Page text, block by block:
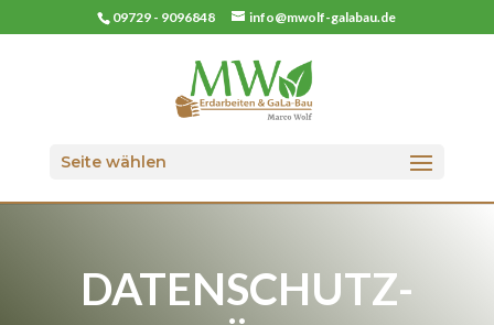
09729 - 9096848 info@mwolf-galabau.de
Seite wählen
DATENSCHUTZ­